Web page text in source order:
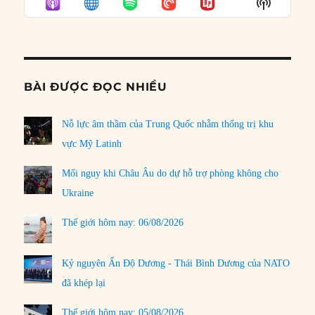
LIST
Podcast
BÀI ĐƯỢC ĐỌC NHIỀU
Nỗ lực âm thầm của Trung Quốc nhằm thống trị khu
vực Mỹ Latinh
Mối nguy khi Châu Âu do dự hỗ trợ phòng không cho
Ukraine
Thế giới hôm nay: 06/08/2026
Kỷ nguyên Ấn Độ Dương - Thái Bình Dương của NATO
đã khép lại
Thế giới hôm nay: 05/08/2026